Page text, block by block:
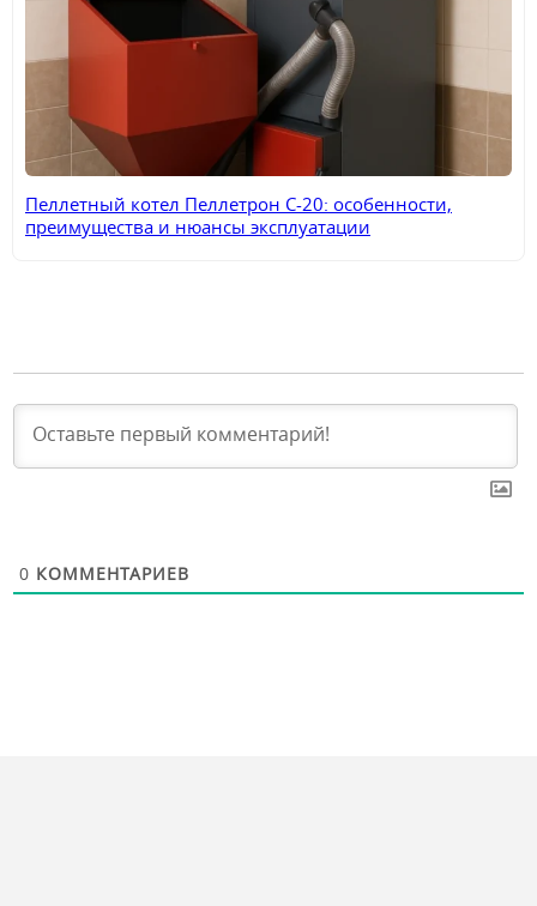
Пеллетный котел Пеллетрон С-20: особенности,
преимущества и нюансы эксплуатации
0 КОММЕНТАРИЕВ